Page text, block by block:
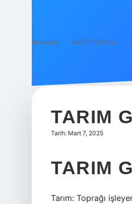
Anasayfa Gizlilik Politikası
TARIM
Tarih: Mart 7, 2025
TARIM
Tarım: Toprağı